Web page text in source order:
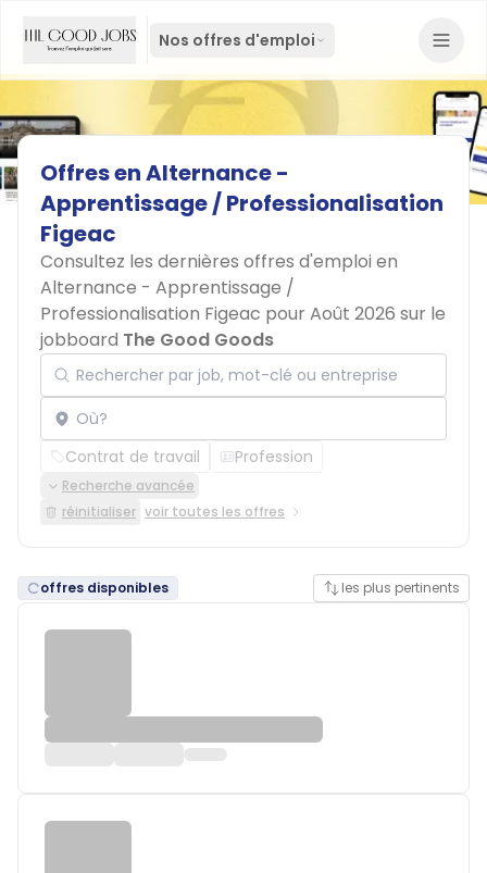
Nos offres d'emploi
OffresenAlternance-
Apprentissage/Professionalisation
Figeac
Consultez les dernières offres d'emploi en
Alternance - Apprentissage /
Professionalisation Figeac pour Août 2026 sur le
jobboard The Good Goods
Rechercher par job, mot-clé ou entreprise
Localisation
Contrat de travail Profession
Recherche avancée
réinitialiser voir toutes les offres
offres disponibles les plus pertinents